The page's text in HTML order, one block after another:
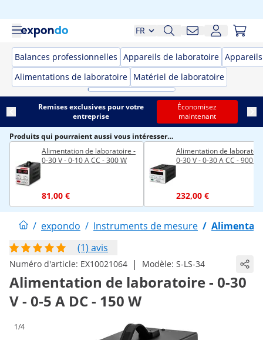
FR
Balances professionnelles Appareils de laboratoire
Alimentations de laboratoire Matériel de laboratoire
Remises exclusives pour votre
entreprise
Économisez
maintenant
Produits qui pourraient aussi vous intéresser…
Alimentation de laboratoire -
0-30 V - 0-10 A CC - 300 W
81,00 €
Alimentation de
0-30 V - 0-30 A CC - 900 W
232,00 €
/ expondo / Instruments de mesure /
(1) avis
Numéro d'article: EX10021064 | Modèle: S-LS-34
Alimentation de laboratoire - 0-30
V - 0-5 A DC - 150 W
1/4